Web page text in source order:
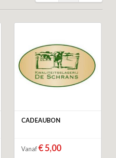
CADEAUBON
Vanaf € 5,00